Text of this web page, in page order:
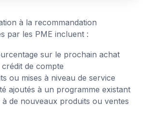
à la recommandation
par les PME incluent :
sur le prochain achat
de compte
ou mises à niveau de service
ajoutés à un programme existant
de nouveaux produits ou ventes